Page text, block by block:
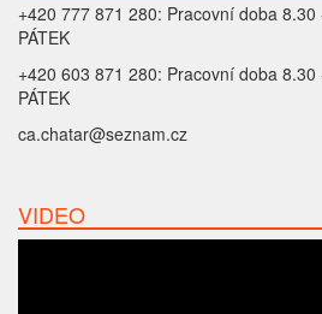
+420 777 871 280: Pracovní doba
PÁTEK
+420 603 871 280: Pracovní doba
PÁTEK
ca.chatar@seznam.cz
VIDEO